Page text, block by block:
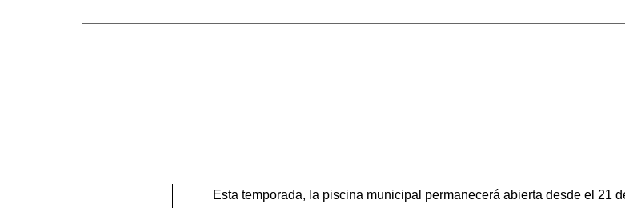
Esta temporada, la piscina municipal permanecerá abierta desde el 21